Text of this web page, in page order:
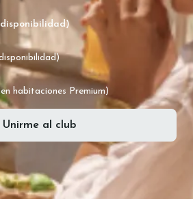
habitaciones Premium)
Unirme al club